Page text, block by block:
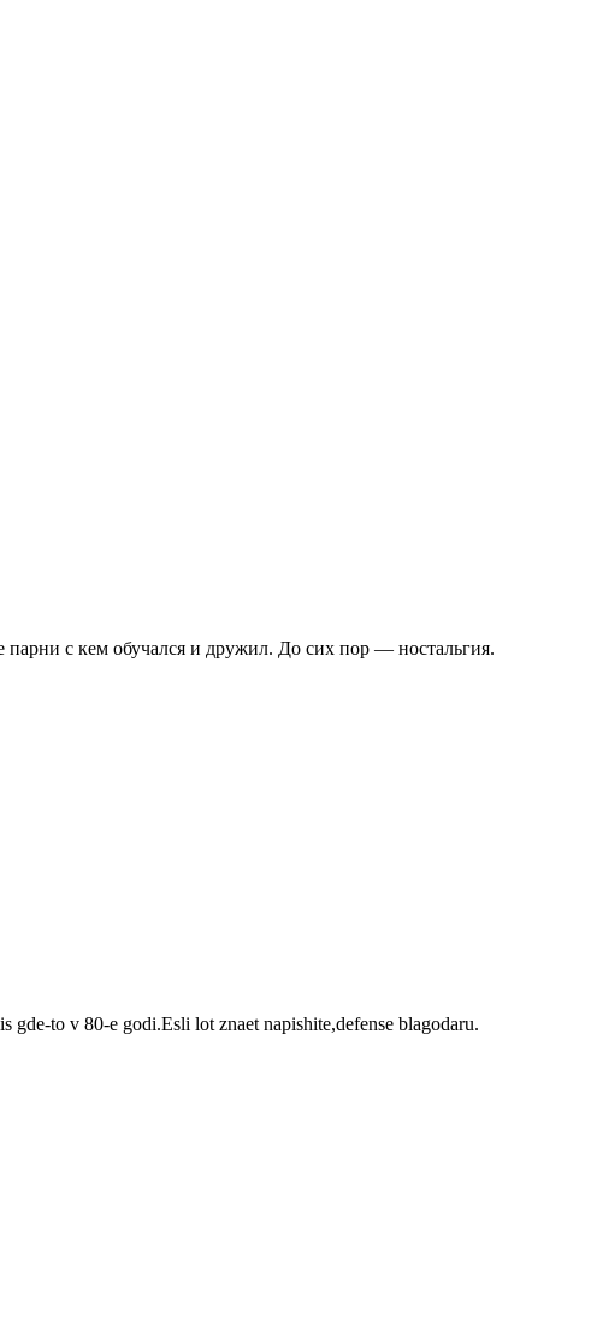
с кем обучался и дружил. До сих пор — ностальгия.
to v 80-e godi.Esli lot znaet napishite,defense blagodaru.